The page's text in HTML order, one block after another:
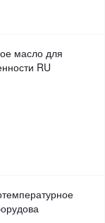
масло для
RU